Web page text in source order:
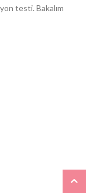
testi. Bakalım